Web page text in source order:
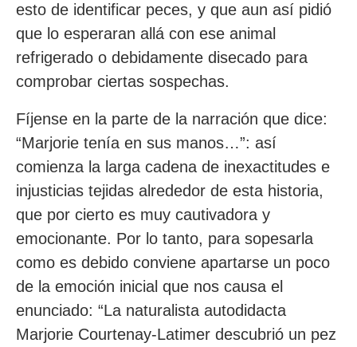
esto de identificar peces, y que aun así pidió
que lo esperaran allá con ese animal
refrigerado o debidamente disecado para
comprobar ciertas sospechas.
Fíjense en la parte de la narración que dice:
“Marjorie tenía en sus manos…”: así
comienza la larga cadena de inexactitudes e
injusticias tejidas alrededor de esta historia,
que por cierto es muy cautivadora y
emocionante. Por lo tanto, para sopesarla
como es debido conviene apartarse un poco
de la emoción inicial que nos causa el
enunciado: “La naturalista autodidacta
Marjorie Courtenay-Latimer descubrió un pez